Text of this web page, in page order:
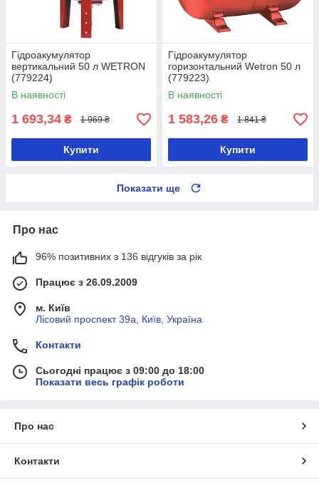
Гідроакумулятор
вертикальний 50 л WETRON
(779224)
В наявності
1 693,34 ₴ 1 969 ₴
Купити
Гідроакумулятор
горизонтальний Wetron 50 л
(779223)
В наявності
1 583,26 ₴ 1 841 ₴
Купити
Показати ще
Про нас
96% позитивних з 136 відгуків за рік
Працює з 26.09.2009
м. Київ
Лісовий проспект 39а, Київ, Україна
Контакти
Сьогодні працює з 09:00 до 18:00
Показати весь графік роботи
Про нас
Контакти